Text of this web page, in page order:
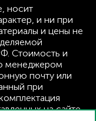
носит
и ни при
и цены не
Стоимость и
менеджером
почту или
при
на сайте.